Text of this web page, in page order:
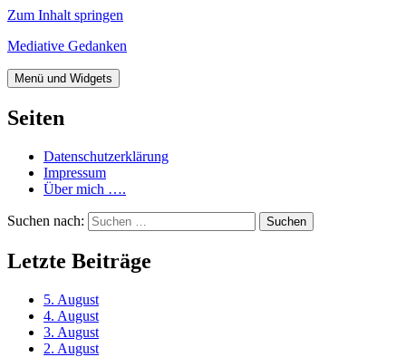
Zum Inhalt springen
Mediative Gedanken
Menü und Widgets
Seiten
Datenschutzerklärung
Impressum
Über mich ….
Suchen nach:
Letzte Beiträge
5. August
4. August
3. August
2. August